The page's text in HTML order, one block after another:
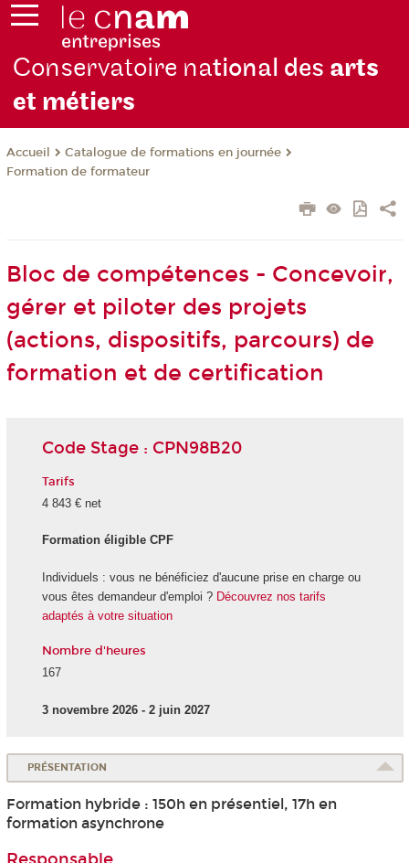
Conservatoire national des arts
et métiers
Accueil
Catalogue de formations en journée
Formation de formateur
Bloc de compétences - Concevoir,
gérer et piloter des projets
(actions, dispositifs, parcours) de
formation et de certification
Code Stage : CPN98B20
Tarifs
4 843 € net
Formation éligible CPF
Individuels : vous ne bénéficiez d'aucune prise en charge ou
vous êtes demandeur d'emploi ? Découvrez nos tarifs
adaptés à votre situation
Nombre d'heures
167
3 novembre 2026 - 2 juin 2027
PRÉSENTATION
Formation hybride : 150h en présentiel, 17h en
formation asynchrone